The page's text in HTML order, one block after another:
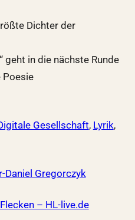
Dichter der
geht in die nächste Runde
Gesellschaft, Lyrik,
Daniel Gregorczyk
– HL-live.de